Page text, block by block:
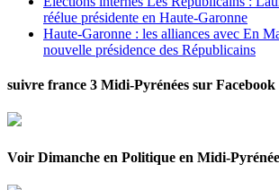
réélue présidente en Haute-Garonne
Haute-Garonne : les alliances avec En
nouvelle présidence des Républicains
suivre france 3 Midi-Pyrénées sur Facebook
Voir Dimanche en Politique en Midi-